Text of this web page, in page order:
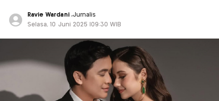
Ravie Wardani ,Jurnalis
Selasa, 10 Juni 2025 |09:30 WIB